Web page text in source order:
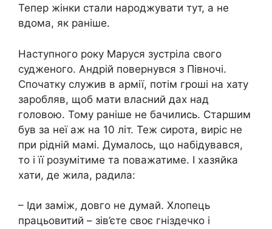
Тепер жінки стали народжувати тут, а не
вдома, як раніше.
Наступного року Маруся зустріла свого
судженого. Андрій повернувся з Півночі.
Спочатку служив в армії, потім гроші на хату
заробляв, щоб мати власний дах над
головою. Тому раніше не бачились. Старшим
був за неї аж на 10 літ. Теж сирота, виріс не
при рідній мамі. Думалось, що набідувався,
то і її розумітиме та поважатиме. І хазяйка
хати, де жила, радила:
– Іди заміж, довго не думай. Хлопець
працьовитий – зів’єте своє гніздечко і